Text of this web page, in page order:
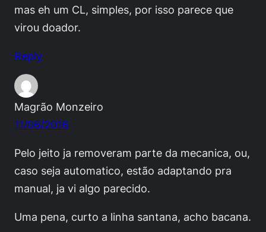
mas eh um CL, simples, por isso parece que
virou doador.
Reply
Magrão Monzeiro
11/06/2016
Pelo jeito ja removeram parte da mecanica, ou,
caso seja automatico, estão adaptando pra
manual, ja vi algo parecido.
Uma pena, curto a linha santana, acho bacana.